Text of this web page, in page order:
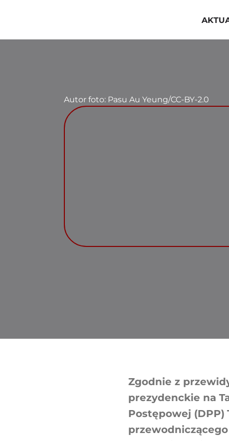
Autor foto: Pasu Au Yeung/CC-BY-2.0
Zgodnie z
prezydenckie na
Postępowej (DPP)